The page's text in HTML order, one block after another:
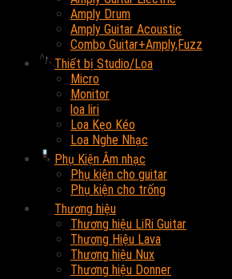
Amply Drum
Amply Guitar Acoustic
Combo Guitar+Amply,Fuzz
Thiết bị Studio/Loa
Micro
Monitor
loa liri
Loa Kẹo Kéo
Loa Nghe Nhạc
Phụ Kiện Âm nhạc
Phụ kiện cho guitar
Phụ kiện cho trống
Thương hiệu
Thương hiệu LiRi Guitar
Thương Hiệu Lava
Thương hiệu Nux
Thương hiệu Donner